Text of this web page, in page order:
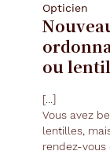
Opticien
ou
[...]
Vous avez
lentilles,
rendez-vous